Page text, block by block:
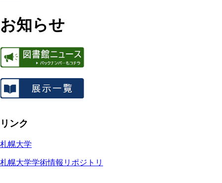
お知らせ
リンク
札幌大学
札幌大学学術情報リポジトリ